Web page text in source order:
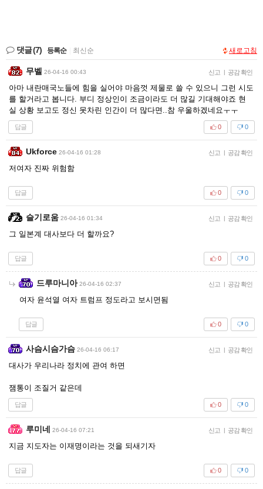
댓글(7) 등록순 최신순 새로고침
무벨 26-04-16 00:43 신고 | 공감 확인
아마 내란매국노들에 힘을 실어야 마음껏 제물로 쓸 수 있으니 그런 시도
를 할거라고 봅니다. 부디 정상인이 조금이라도 더 많길 기대해야죠 현
실 상황 보고도 정신 못차린 인간이 더 많다면..참 우울하겠네요ㅜㅜ
답글 0
0
Ukforce 26-04-16 01:28 신고 | 공감 확인
저여자 진짜 위험함
답글 0
0
슬기로움 26-04-16 01:34 신고 | 공감 확인
그 일본계 대사보다 더 할까요?
답글 0
0
드루마니아 26-04-16 02:37 신고 | 공감 확인
여자 윤석열 여자 트럼프 정도라고 보시면됨
답글 0
0
사슴시슴가슴 26-04-16 06:17 신고 | 공감 확인
대사가 우리나라 정치에 관여 하면
잼통이 조질거 같은데
답글 0
0
루미네 26-04-16 07:21 신고 | 공감 확인
지금 지도자는 이재명이라는 것을 되새기자
답글 0
0